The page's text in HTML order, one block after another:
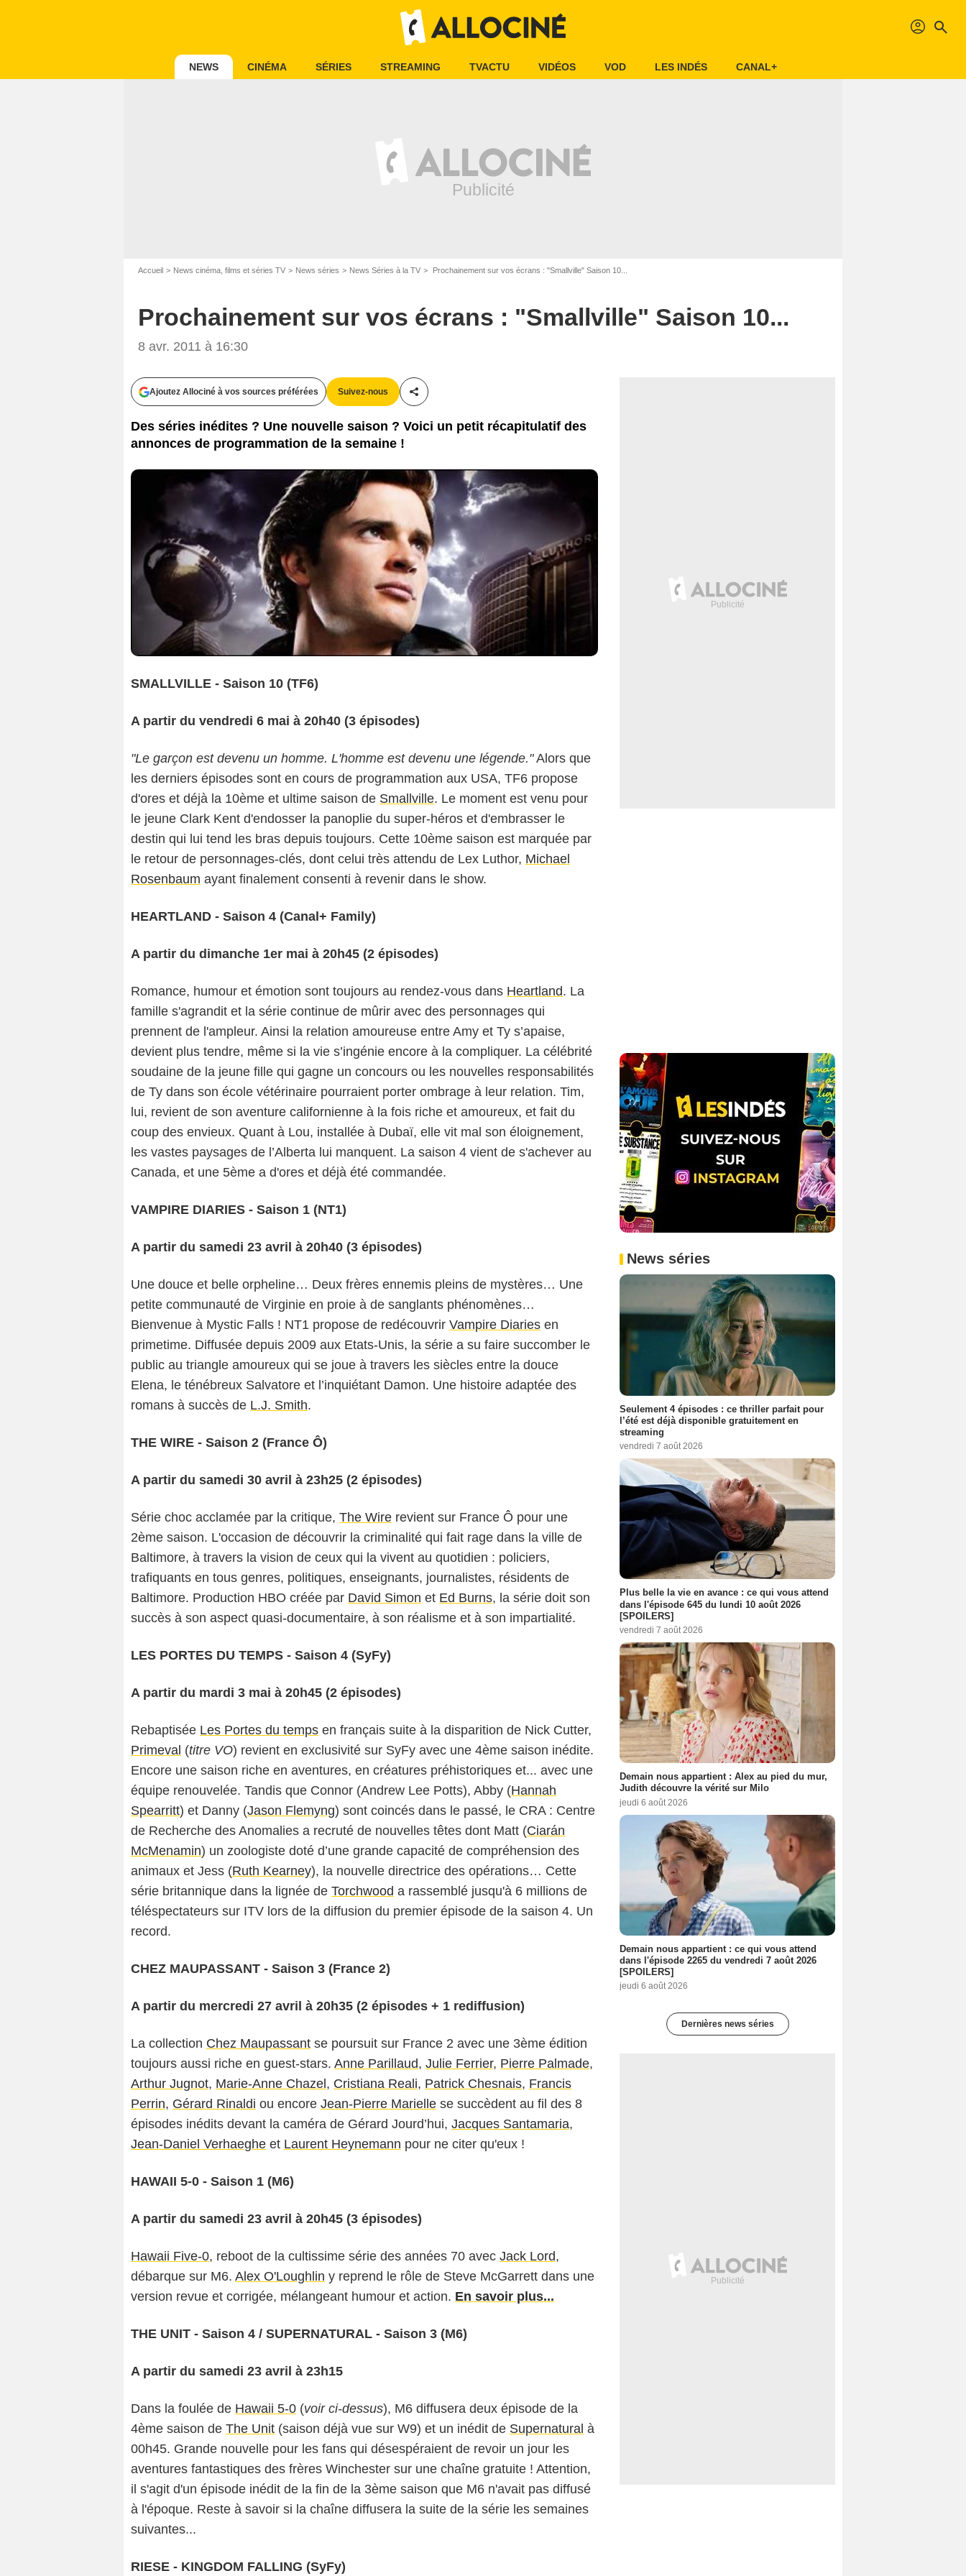
profil search
NEWS CINÉMA SÉRIES STREAMING TVACTU VIDÉOS VOD LES INDÉS CANAL+
Accueil News cinéma, films et séries TV News séries News Séries à la TV Prochainement sur vos écrans : "Smallville" Saison 10...
Prochainement sur vos écrans : "Smallville" Saison 10...
8 avr. 2011 à 16:30
Ajoutez Allociné à vos sources préférées Suivez-nous
Partager cet article
Des séries inédites ? Une nouvelle saison ? Voici un petit récapitulatif des
annonces de programmation de la semaine !
SMALLVILLE - Saison 10 (TF6)
A partir du vendredi 6 mai à 20h40 (3 épisodes)
"Le garçon est devenu un homme. L'homme est devenu une légende."Alors que
les derniers épisodes sont en cours de programmation aux USA, TF6 propose
d'ores et déjà la 10ème et ultime saison de Smallville. Le moment est venu pour
le jeune Clark Kent d'endosser la panoplie du super-héros et d'embrasser le
destin qui lui tend les bras depuis toujours. Cette 10ème saison est marquée par
le retour de personnages-clés, dont celui très attendu de Lex Luthor, Michael
Rosenbaum ayant finalement consenti à revenir dans le show.
HEARTLAND - Saison 4 (Canal+ Family)
A partir du dimanche 1er mai à 20h45 (2 épisodes)
Romance, humour et émotion sont toujours au rendez-vous dans Heartland. La
famille s'agrandit et la série continue de mûrir avec des personnages qui
prennent de l'ampleur. Ainsi la relation amoureuse entre Amy et Ty s’apaise,
devient plus tendre, même si la vie s’ingénie encore à la compliquer. La célébrité
soudaine de la jeune fille qui gagne un concours ou les nouvelles responsabilités
de Ty dans son école vétérinaire pourraient porter ombrage à leur relation. Tim,
lui, revient de son aventure californienne à la fois riche et amoureux, et fait du
coup des envieux. Quant à Lou, installée à Dubaï, elle vit mal son éloignement,
les vastes paysages de l’Alberta lui manquent. La saison 4 vient de s'achever au
Canada, et une 5ème a d'ores et déjà été commandée.
VAMPIRE DIARIES - Saison 1 (NT1)
A partir du samedi 23 avril à 20h40 (3 épisodes)
Une douce et belle orpheline… Deux frères ennemis pleins de mystères… Une
petite communauté de Virginie en proie à de sanglants phénomènes…
Bienvenue à Mystic Falls ! NT1 propose de redécouvrir Vampire Diaries en
primetime. Diffusée depuis 2009 aux Etats-Unis, la série a su faire succomber le
public au triangle amoureux qui se joue à travers les siècles entre la douce
Elena, le ténébreux Salvatore et l’inquiétant Damon. Une histoire adaptée des
romans à succès de L.J. Smith.
THE WIRE - Saison 2 (France Ô)
A partir du samedi 30 avril à 23h25 (2 épisodes)
Série choc acclamée par la critique, The Wire revient sur France Ô pour une
2ème saison. L'occasion de découvrir la criminalité qui fait rage dans la ville de
Baltimore, à travers la vision de ceux qui la vivent au quotidien : policiers,
trafiquants en tous genres, politiques, enseignants, journalistes, résidents de
Baltimore. Production HBO créée par David Simon et Ed Burns, la série doit son
succès à son aspect quasi-documentaire, à son réalisme et à son impartialité.
LES PORTES DU TEMPS - Saison 4 (SyFy)
A partir du mardi 3 mai à 20h45 (2 épisodes)
Rebaptisée Les Portes du temps en français suite à la disparition de Nick Cutter,
Primeval (titre VO) revient en exclusivité sur SyFy avec une 4ème saison inédite.
Encore une saison riche en aventures, en créatures préhistoriques et... avec une
équipe renouvelée. Tandis que Connor (Andrew Lee Potts), Abby (Hannah
Spearritt) et Danny (Jason Flemyng) sont coincés dans le passé, le CRA : Centre
de Recherche des Anomalies a recruté de nouvelles têtes dont Matt (Ciarán
McMenamin) un zoologiste doté d’une grande capacité de compréhension des
animaux et Jess (Ruth Kearney), la nouvelle directrice des opérations… Cette
série britannique dans la lignée de Torchwood a rassemblé jusqu'à 6 millions de
téléspectateurs sur ITV lors de la diffusion du premier épisode de la saison 4. Un
record.
CHEZ MAUPASSANT - Saison 3 (France 2)
A partir du mercredi 27 avril à 20h35 (2 épisodes + 1 rediffusion)
La collection Chez Maupassant se poursuit sur France 2 avec une 3ème édition
toujours aussi riche en guest-stars. Anne Parillaud, Julie Ferrier, Pierre Palmade,
Arthur Jugnot, Marie-Anne Chazel, Cristiana Reali, Patrick Chesnais, Francis
Perrin, Gérard Rinaldi ou encore Jean-Pierre Marielle se succèdent au fil des 8
épisodes inédits devant la caméra de Gérard Jourd’hui, Jacques Santamaria,
Jean-Daniel Verhaeghe et Laurent Heynemann pour ne citer qu'eux !
HAWAII 5-0 - Saison 1 (M6)
A partir du samedi 23 avril à 20h45 (3 épisodes)
Hawaii Five-0, reboot de la cultissime série des années 70 avec Jack Lord,
débarque sur M6. Alex O'Loughlin y reprend le rôle de Steve McGarrett dans une
version revue et corrigée, mélangeant humour et action. En savoir plus...
THE UNIT - Saison 4 / SUPERNATURAL - Saison 3 (M6)
A partir du samedi 23 avril à 23h15
Dans la foulée de Hawaii 5-0 (voir ci-dessus), M6 diffusera deux épisode de la
4ème saison de The Unit (saison déjà vue sur W9) et un inédit de Supernatural à
00h45. Grande nouvelle pour les fans qui désespéraient de revoir un jour les
aventures fantastiques des frères Winchester sur une chaîne gratuite ! Attention,
il s'agit d'un épisode inédit de la fin de la 3ème saison que M6 n'avait pas diffusé
à l'époque. Reste à savoir si la chaîne diffusera la suite de la série les semaines
suivantes...
RIESE - KINGDOM FALLING (SyFy)
News séries
Seulement 4 épisodes : ce thriller parfait pour
l’été est déjà disponible gratuitement en
streaming
vendredi 7 août 2026
Plus belle la vie en avance : ce qui vous attend
dans l'épisode 645 du lundi 10 août 2026
[SPOILERS]
vendredi 7 août 2026
Demain nous appartient : Alex au pied du mur,
Judith découvre la vérité sur Milo
jeudi 6 août 2026
Demain nous appartient : ce qui vous attend
dans l'épisode 2265 du vendredi 7 août 2026
[SPOILERS]
jeudi 6 août 2026
Dernières news séries